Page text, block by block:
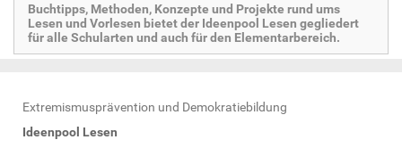
Buchtipps, Methoden, Konzepte und Projekte rund ums
Lesen und Vorlesen bietet der Ideenpool Lesen gegliedert
für alle Schularten und auch für den Elementarbereich.
N
a
Extremismusprävention und Demokratiebildung
Ideenpool Lesen